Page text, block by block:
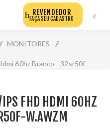
REVENDEDOR
FAÇA SEU CADASTRO
/ MONITORES /
60hz Branco - 32sr50f-
FHD HDMI 60HZ
W.AWZM